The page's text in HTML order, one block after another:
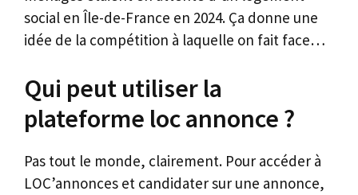
social en Île-de-France en 2024. Ça donne une
idée de la compétition à laquelle on fait face…
Qui peut utiliser la
plateforme loc annonce ?
Pas tout le monde, clairement. Pour accéder à
LOC’annonces et candidater sur une annonce,